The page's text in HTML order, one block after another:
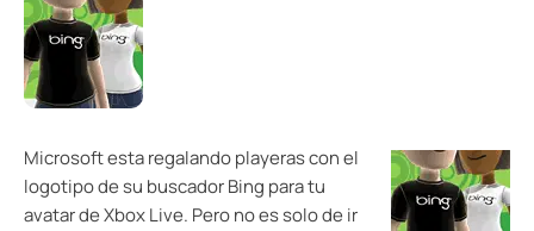
Microsoft esta regalando playeras con el
logotipo de su buscador Bing para tu
avatar de Xbox Live. Pero no es solo de ir